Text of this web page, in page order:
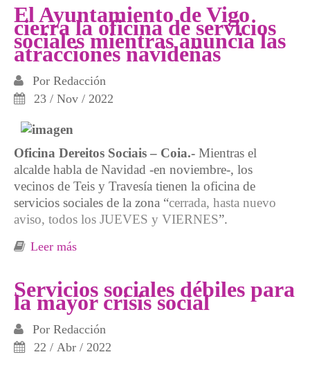
institucional)
El Ayuntamiento de Vigo
cierra la oficina de servicios
sociales mientras anuncia las
atracciones navideñas
Por Redacción
23 / Nov / 2022
Oficina Dereitos Sociais – Coia.- Mientras el
alcalde habla de Navidad -en noviembre-, los
vecinos de Teis y Travesía tienen la oficina de
servicios sociales de la zona “cerrada, hasta nuevo
aviso, todos los JUEVES y VIERNES”.
Leer más
las atracciones navideñas
Servicios sociales débiles para
la mayor crisis social
Por Redacción
22 / Abr / 2022